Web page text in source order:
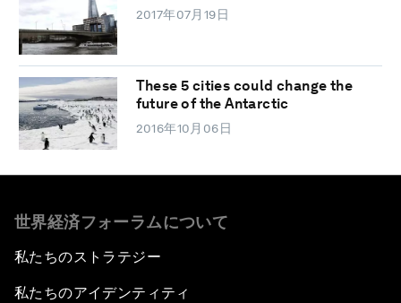
2017年07月19日
These 5 cities could change the
future of the Antarctic
2016年10月06日
世界経済フォーラムについて
私たちのストラテジー
私たちのアイデンティティ